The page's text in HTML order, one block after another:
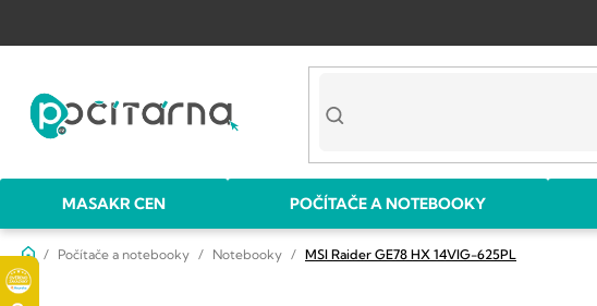
obsah
MASAKR CEN POČÍTAČE A NOTEBOOKY
DomůPočítače a notebooky Notebooky MSI Raider GE78 HX 14VIG-625PL